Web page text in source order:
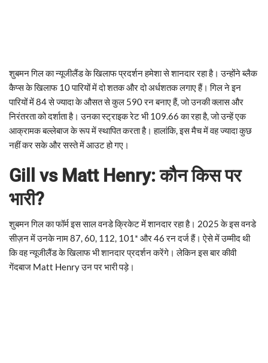
शुबमन गिल का न्यूजीलैंड के खिलाफ प्रदर्शन हमेशा से शानदार रहा है। उन्होंने ब्लैक
कैप्स के खिलाफ 10 पारियों में दो शतक और दो अर्धशतक लगाए हैं। गिल ने इन
पारियों में 84 से ज्यादा के औसत से कुल 590 रन बनाए हैं, जो उनकी क्लास और
निरंतरता को दर्शाता है। उनका स्ट्राइक रेट भी 109.66 का रहा है, जो उन्हें एक
आक्रामक बल्लेबाज के रूप में स्थापित करता है। हालांकि, इस मैच में वह ज्यादा कुछ
नहीं कर सके और सस्ते में आउट हो गए।
Gill vs Matt Henry: कौन किस पर
भारी?
शुबमन गिल का फॉर्म इस साल वनडे क्रिकेट में शानदार रहा है। 2025 के इस वनडे
सीज़न में उनके नाम 87, 60, 112, 101* और 46 रन दर्ज हैं। ऐसे में उम्मीद थी
कि वह न्यूजीलैंड के खिलाफ भी शानदार प्रदर्शन करेंगे। लेकिन इस बार कीवी
गेंदबाज Matt Henry उन पर भारी पड़े।